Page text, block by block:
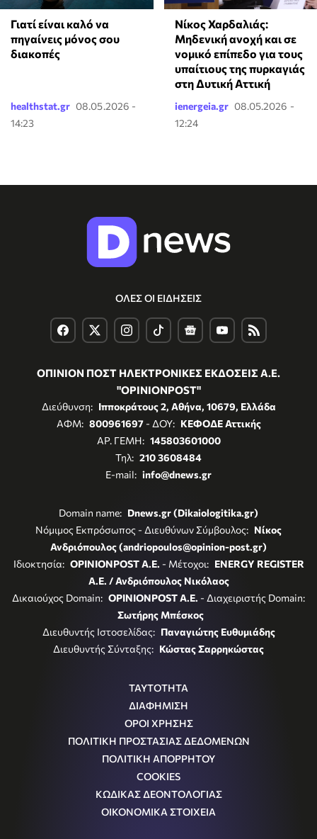
Γιατί είναι καλό να
πηγαίνεις μόνος σου
διακοπές
healthstat.gr 08.05.2026 -
14:23
Νίκος Χαρδαλιάς:
Μηδενική ανοχή και σε
νομικό επίπεδο για τους
υπαίτιους της πυρκαγιάς
στη Δυτική Αττική
ienergeia.gr 08.05.2026 -
12:24
ΟΛΕΣ ΟΙ ΕΙΔΗΣΕΙΣ
ΟΠΙΝΙΟΝ ΠΟΣΤ ΗΛΕΚΤΡΟΝΙΚΕΣ ΕΚΔΟΣΕΙΣ Α.Ε.
"OPINIONPOST"
Διεύθυνση: Ιπποκράτους 2, Αθήνα, 10679, Ελλάδα
ΑΦΜ: 800961697- ΔΟΥ: ΚΕΦΟΔΕ Αττικής
ΑΡ. ΓΕΜΗ: 145803601000
Τηλ: 210 3608484
E-mail: info@dnews.gr
Domain name: Dnews.gr (Dikaiologitika.gr)
Νόμιμος Εκπρόσωπος - Διευθύνων Σύμβουλος: Νίκος
Ανδριόπουλος (andriopoulos@opinion-post.gr)
Ιδιοκτησία: OPINIONPOST A.E. - Μέτοχοι: ENERGY REGISTER
Α.Ε. / Ανδριόπουλος Νικόλαος
Δικαιούχος Domain: OPINIONPOST A.E. - Διαχειριστής Domain:
Σωτήρης Μπέσκος
Διευθυντής Ιστοσελίδας: Παναγιώτης Ευθυμιάδης
Διευθυντής Σύνταξης: Κώστας Σαρρηκώστας
ΤΑΥΤΟΤΗΤΑ
ΔΙΑΦΗΜΙΣΗ
ΟΡΟΙ ΧΡΗΣΗΣ
ΠΟΛΙΤΙΚΗ ΠΡΟΣΤΑΣΙΑΣ ΔΕΔΟΜΕΝΩΝ
ΠΟΛΙΤΙΚΗ ΑΠΟΡΡΗΤΟΥ
COOKIES
ΚΩΔΙΚΑΣ ΔΕΟΝΤΟΛΟΓΙΑΣ
ΟΙΚΟΝΟΜΙΚΑ ΣΤΟΙΧΕΙΑ